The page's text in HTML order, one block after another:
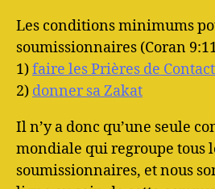
Les conditions minimums
soumissionnaires (Coran
1)faire les Prières de Contact
2) donner sa Zakat
Il n’y a donc qu’une seule
mondiale qui regroupe tous
soumissionnaires, et nous